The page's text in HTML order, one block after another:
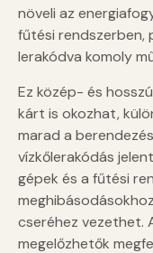
növeli az
fűtési rendszerben,
lerakódva komoly
Ez közép- és
kárt is okozhat,
marad a
vízkőlerakódás
gépek és a fűtési
cseréhez vezethet.
megelőzhetők